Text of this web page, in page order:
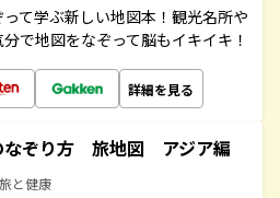
て学ぶ新しい地図本！観光名所や
で地図をなぞって脳もイキイキ！
詳細を見る
なぞり方 旅地図 アジア編
と健康